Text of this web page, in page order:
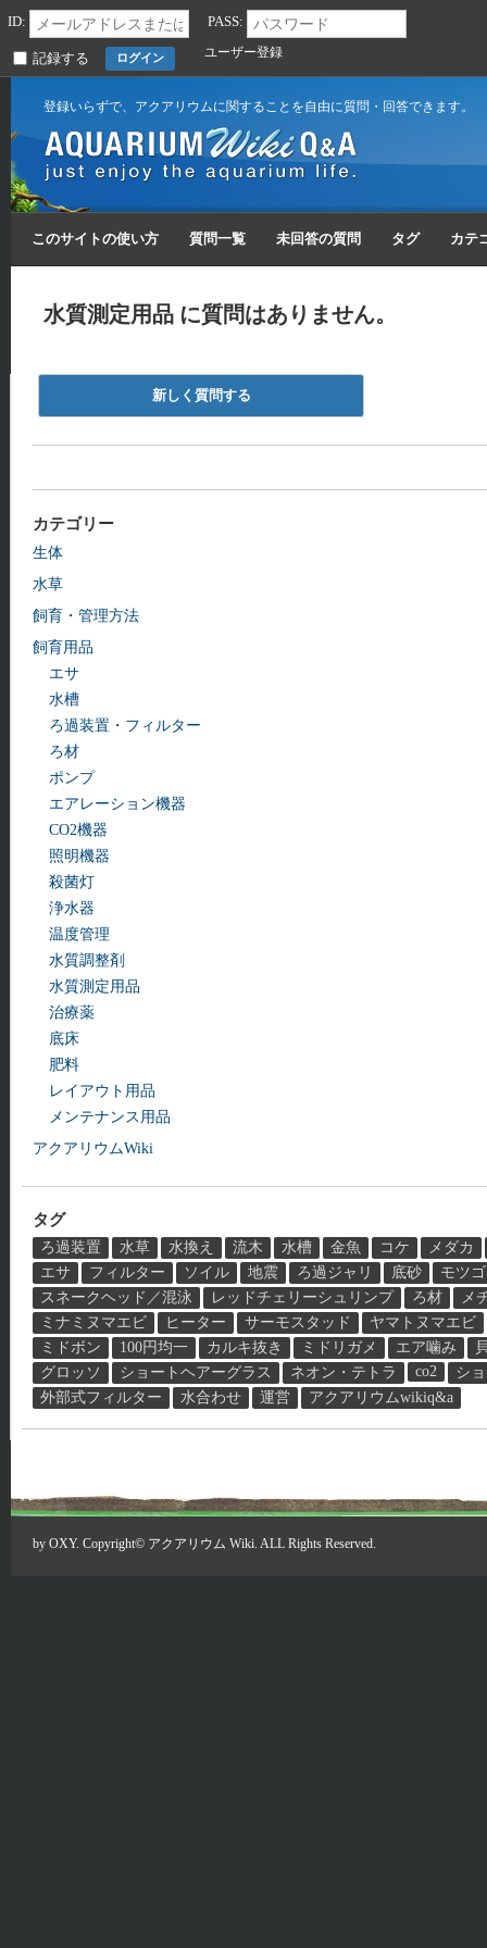
ID: PASS:
記録する ユーザー登録
登録いらずで、アクアリウムに関することを自由に質問・回答できます。
このサイトの使い方 質問一覧 未回答の質問 タグ カテ
水質測定用品 に質問はありません。
新しく質問する
カテゴリー
生体
水草
飼育・管理方法
飼育用品
エサ
水槽
ろ過装置・フィルター
ろ材
ポンプ
エアレーション機器
CO2機器
照明機器
殺菌灯
浄水器
温度管理
水質調整剤
水質測定用品
治療薬
底床
肥料
レイアウト用品
メンテナンス用品
アクアリウムWiki
タグ
ろ過装置 水草 水換え 流木 水槽 金魚 コケ
メダカ
エサ
フィルター ソイル 地震 ろ過ジャリ 底砂
モツゴ
スネークヘッド／混泳
レッドチェリーシュリンプ ろ材
メ
ミナミヌマエビ
ヒーター サーモスタッド
ヤマトヌマエビ
ミドボン
100円均一 カルキ抜き ミドリガメ エア噛み
グロッソ
ショートヘアーグラス ネオン・テトラ co2
シ
外部式フィルター
水合わせ 運営 アクアリウムwikiq&a
by OXY. Copyright© アクアリウム Wiki. ALL Rights Reserved.